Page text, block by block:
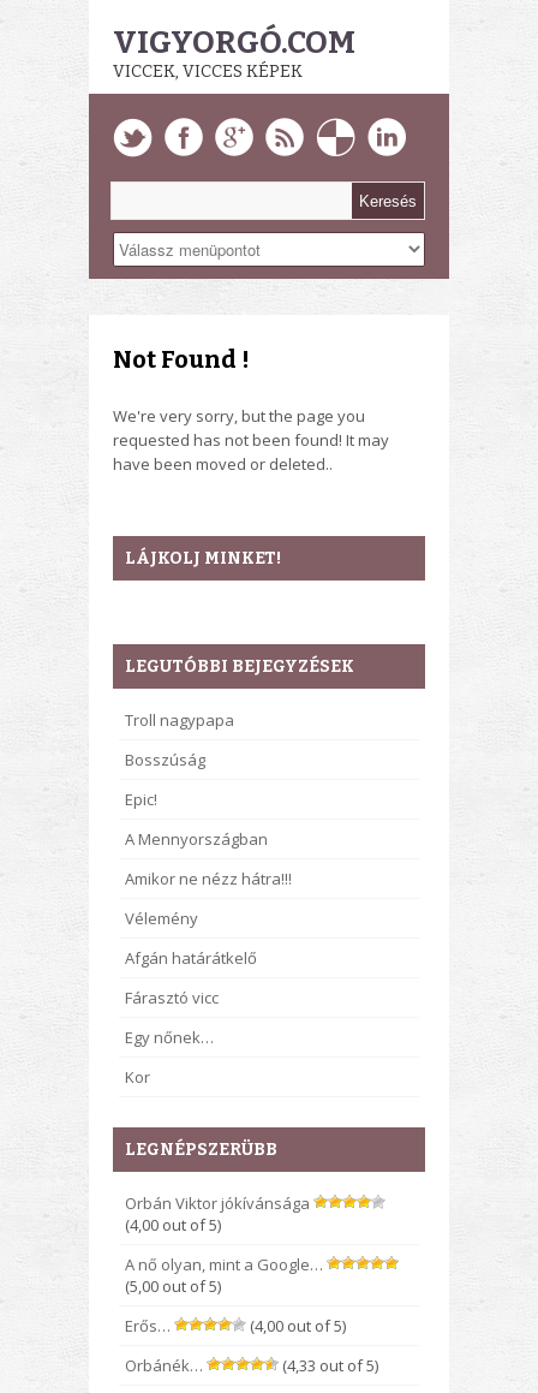
VIGYORGÓ.COM
VICCEK, VICCES KÉPEK
Not Found !
We're very sorry, but the page you
requested has not been found! It may
have been moved or deleted..
LÁJKOLJ MINKET!
LEGUTÓBBI BEJEGYZÉSEK
Troll nagypapa
Bosszúság
Epic!
A Mennyországban
Amikor ne nézz hátra!!!
Vélemény
Afgán határátkelő
Fárasztó vicc
Egy nőnek…
Kor
LEGNÉPSZERÜBB
Orbán Viktor jókívánsága
(4,00 out of 5)
A nő olyan, mint a Google…
(5,00 out of 5)
Erős…
(4,00 out of 5)
Orbánék…
(4,33 out of 5)